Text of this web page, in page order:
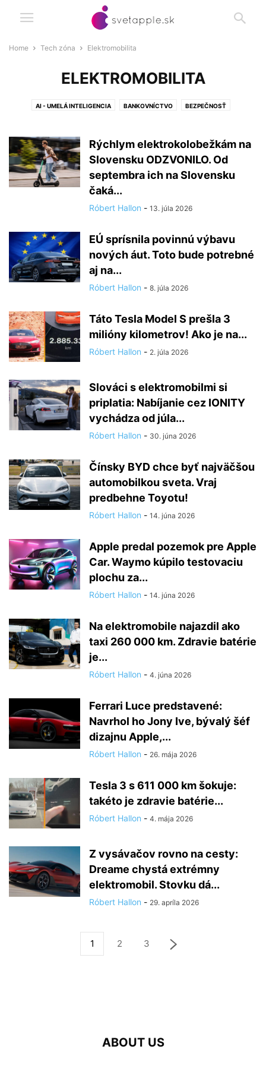
Home Tech zóna Elektromobilita
ELEKTROMOBILITA
AI - UMELÁ INTELIGENCIA BANKOVNÍCTVO BEZPEČNOSŤ
Rýchlym elektrokolobežkám na
Slovensku ODZVONILO. Od
septembra ich na Slovensku
čaká...
Róbert Hallon - 13. júla 2026
EÚ sprísnila povinnú výbavu
nových áut. Toto bude potrebné
aj na...
Róbert Hallon - 8. júla 2026
Táto Tesla Model S prešla 3
milióny kilometrov! Ako je na...
Róbert Hallon - 2. júla 2026
Slováci s elektromobilmi si
priplatia: Nabíjanie cez IONITY
vychádza od júla...
Róbert Hallon - 30. júna 2026
Čínsky BYD chce byť najväčšou
automobilkou sveta. Vraj
predbehne Toyotu!
Róbert Hallon - 14. júna 2026
Apple predal pozemok pre Apple
Car. Waymo kúpilo testovaciu
plochu za...
Róbert Hallon - 14. júna 2026
Na elektromobile najazdil ako
taxi 260 000 km. Zdravie batérie
je...
Róbert Hallon - 4. júna 2026
Ferrari Luce predstavené:
Navrhol ho Jony Ive, bývalý šéf
dizajnu Apple,...
Róbert Hallon - 26. mája 2026
Tesla 3 s 611 000 km šokuje:
takéto je zdravie batérie...
Róbert Hallon - 4. mája 2026
Z vysávačov rovno na cesty:
Dreame chystá extrémny
elektromobil. Stovku dá...
Róbert Hallon - 29. apríla 2026
1 2 3
ABOUT US